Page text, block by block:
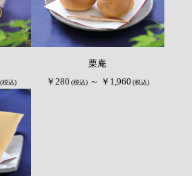
(税込)
栗庵
￥280 (税込)～ ￥1,960 (税込)